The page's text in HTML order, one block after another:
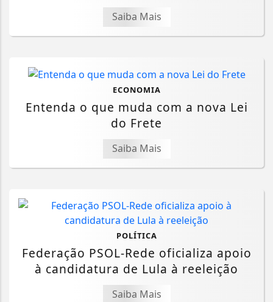
Saiba Mais
ECONOMIA
Entenda o que muda com a nova Lei
do Frete
Saiba Mais
POLÍTICA
Federação PSOL-Rede oficializa apoio
à candidatura de Lula à reeleição
Saiba Mais